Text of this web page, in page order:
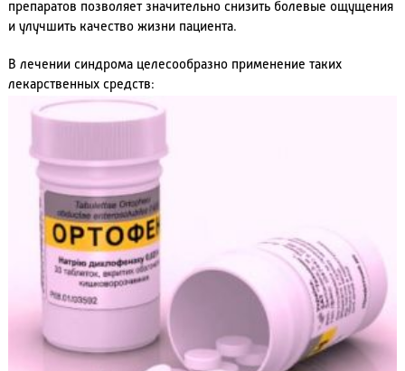
препаратов позволяет значительно снизить болевые ощущения
и улучшить качество жизни пациента.
В лечении синдрома целесообразно применение таких
лекарственных средств: